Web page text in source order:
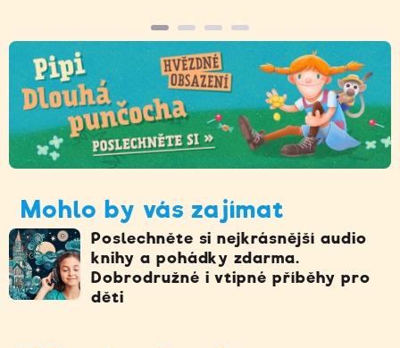
Mohlo by vás zajímat
Poslechněte si nejkrásnější audio
knihy a pohádky zdarma.
Dobrodružné i vtipné příběhy pro
děti